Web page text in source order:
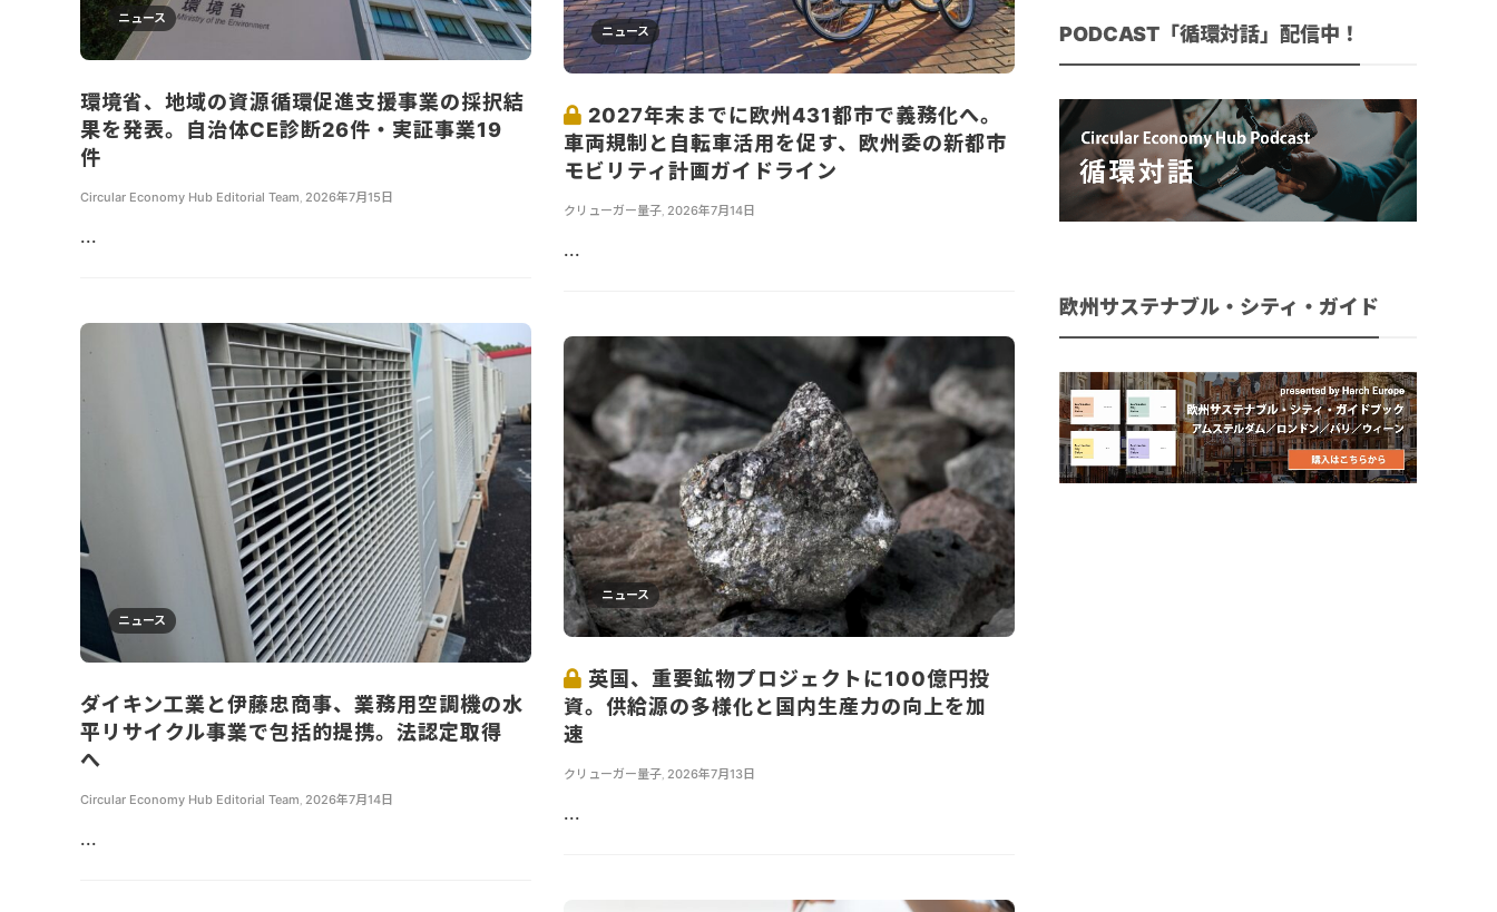
ニュース
環境省、地域の資源循環促進支援事業の採択結
果を発表。自治体CE診断26件・実証事業19
件
Circular Economy Hub Editorial Team 2026年7月15日
...
ニュース
2027年末までに欧州431都市で義務化へ。
車両規制と自転車活用を促す、欧州委の新都市
モビリティ計画ガイドライン
クリューガー量子 2026年7月14日
...
ニュース
ダイキン工業と伊藤忠商事、業務用空調機の水
平リサイクル事業で包括的提携。法認定取得
へ
Circular Economy Hub Editorial Team, 2026年7月14日
...
ニュース
英国、重要鉱物プロジェクトに100億円投
資。供給源の多様化と国内生産力の向上を加
速
クリューガー量子 2026年7月13日
...
PODCAST「循環対話」配信中！
欧州サステナブル・シティ・ガイド